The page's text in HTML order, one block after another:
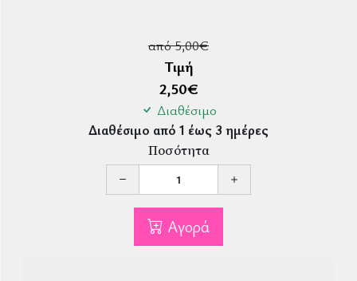
από 5,00€
Τιμή
2,50€
Διαθέσιμο
Διαθέσιμο από 1 έως 3 ημέρες
Ποσότητα
Αγορά